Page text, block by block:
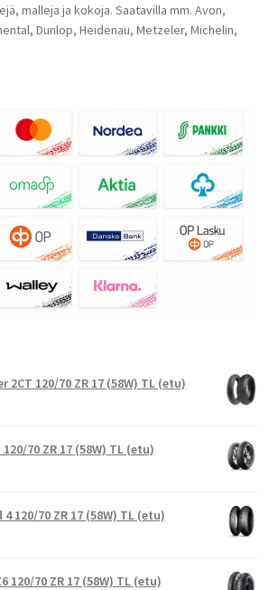
malleja ja kokoja. Saatavilla mm. Avon,
Dunlop, Heidenau, Metzeler, Michelin,
2CT 120/70 ZR 17 (58W) TL (etu)
70 ZR 17 (58W) TL (etu)
120/70 ZR 17 (58W) TL (etu)
120/70 ZR 17 (58W) TL (etu)